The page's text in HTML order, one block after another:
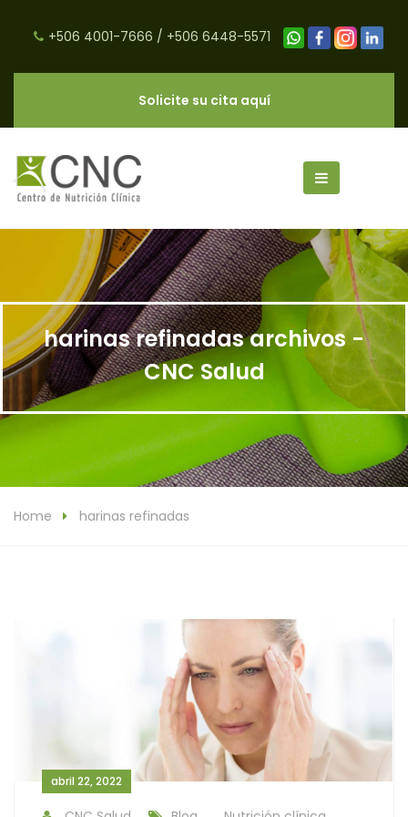
+506 4001-7666 / +506 6448-5571
Solicite su cita aquí
harinas refinadas archivos -
CNC Salud
Home harinas refinadas
abril 22, 2022